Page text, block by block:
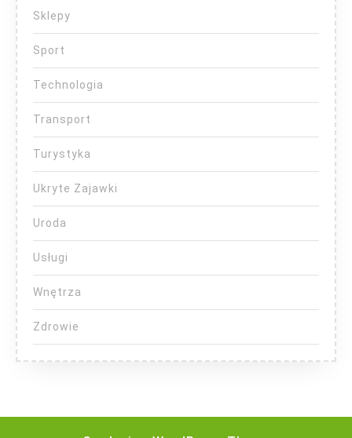
Sklepy
Sport
Technologia
Transport
Turystyka
Ukryte Zajawki
Uroda
Usługi
Wnętrza
Zdrowie